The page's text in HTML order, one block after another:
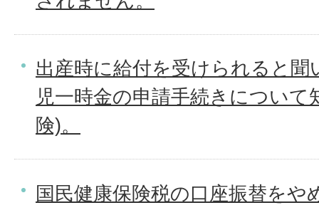
出産時に給付を受けられると
児一時金の申請手続きについて
険)。
国民健康保険税の口座振替をや